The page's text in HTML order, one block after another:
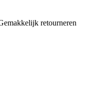
retourneren